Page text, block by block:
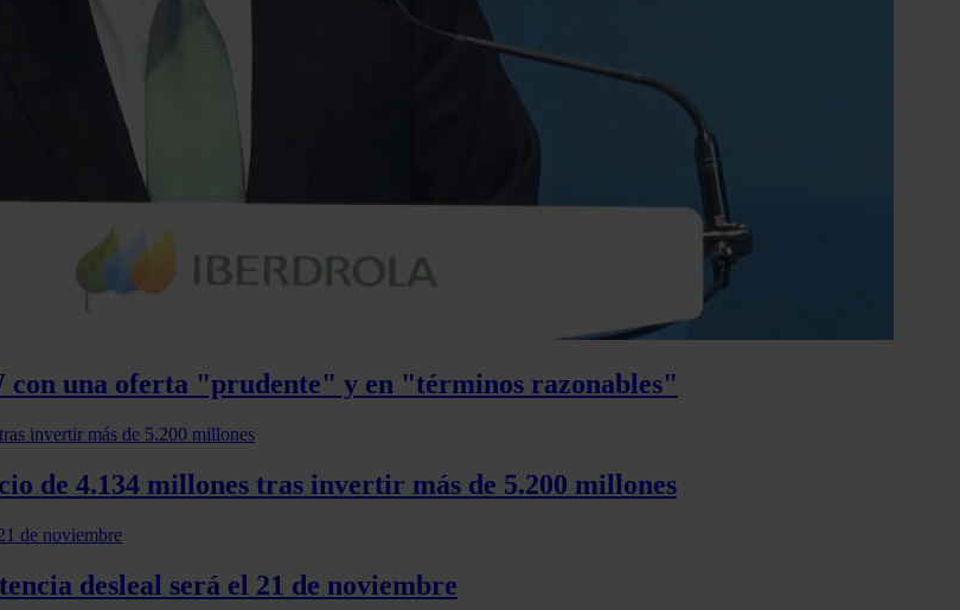
hecho de sus servicios.
una oferta "prudente" y en "términos razonables"
de 4.134 millones tras invertir más de 5.200 millones
desleal será el 21 de noviembre